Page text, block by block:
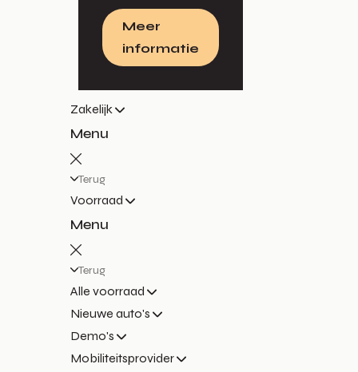
Meer
informatie
Zakelijk
Menu
Terug
Voorraad
Menu
Terug
Alle voorraad
Nieuwe auto's
Demo's
Mobiliteitsprovider